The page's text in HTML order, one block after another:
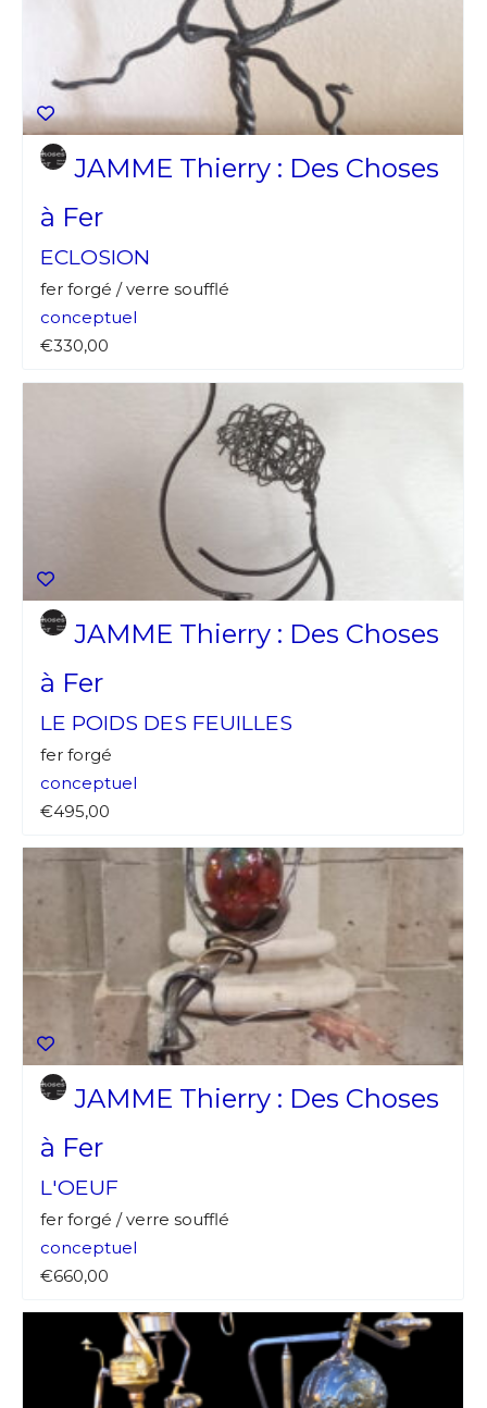
JAMME Thierry : Des Choses
à Fer
ECLOSION
fer forgé / verre soufflé
conceptuel
€330,00
JAMME Thierry : Des Choses
à Fer
LE POIDS DES FEUILLES
fer forgé
conceptuel
€495,00
JAMME Thierry : Des Choses
à Fer
L'OEUF
fer forgé / verre soufflé
conceptuel
€660,00